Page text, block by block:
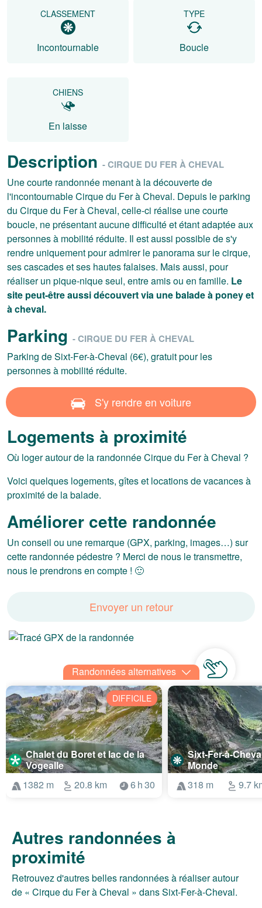
CLASSEMENT
Incontournable
TYPE
Boucle
CHIENS
En laisse
Description - CIRQUE DU FER À CHEVAL
Une courte randonnée menant à la découverte de
l'incontournable Cirque du Fer à Cheval. Depuis le parking
du Cirque du Fer à Cheval, celle-ci réalise une courte
boucle, ne présentant aucune difficulté et étant adaptée aux
personnes à mobilité réduite. Il est aussi possible de s'y
rendre uniquement pour admirer le panorama sur le cirque,
ses cascades et ses hautes falaises. Mais aussi, pour
réaliser un pique-nique seul, entre amis ou en famille. Le
site peut-être aussi découvert via une balade à poney et
à cheval.
Parking - CIRQUE DU FER À CHEVAL
Parking de Sixt-Fer-à-Cheval (6€), gratuit pour les
personnes à mobilité réduite.
S'y rendre en voiture
Logements à proximité
Où loger autour de la randonnée Cirque du Fer à Cheval ?
Voici quelques logements, gîtes et locations de vacances à
proximité de la balade.
Améliorer cette randonnée
Un conseil ou une remarque (GPX, parking, images…) sur
cette randonnée pédestre ? Merci de nous le transmettre,
nous le prendrons en compte ! 🙂
Envoyer un retour
Randonnées alternatives
DIFFICILE
Chalet du Boret et lac de la
Vogealle
1382 m
20.8 km 6 h 30
Sixt-Fer-à-
Monde
318 m
9.7
Autres randonnées à
proximité
Retrouvez d'autres belles randonnées à réaliser autour
de « Cirque du Fer à Cheval » dans Sixt-Fer-à-Cheval.